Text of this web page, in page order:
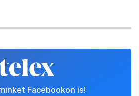
Facebookon is!